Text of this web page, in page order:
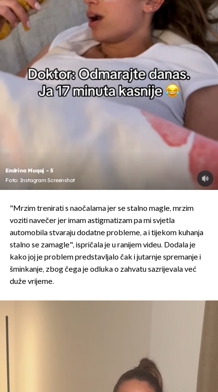
Endrina Muqaj - 5
Foto: Instagram Screenshot
"Mrzim trenirati s naočalama jer se stalno magle, mrzim
voziti navečer jer imam astigmatizam pa mi svjetla
automobila stvaraju dodatne probleme, a i tijekom kuhanja
stalno se zamagle", ispričala je u ranijem videu. Dodala je
kako joj je problem predstavljalo čak i jutarnje spremanje i
šminkanje, zbog čega je odluka o zahvatu sazrijevala već
duže vrijeme.